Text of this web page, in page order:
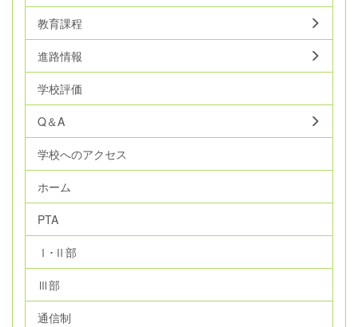
教育課程
進路情報
学校評価
Q＆A
学校へのアクセス
ホーム
PTA
Ⅰ･Ⅱ部
Ⅲ部
通信制